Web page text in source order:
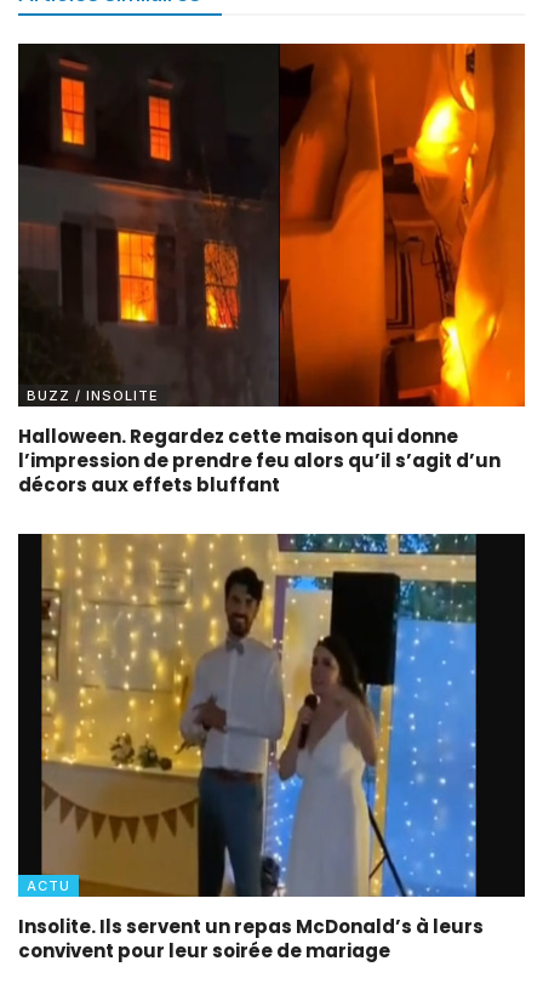
BUZZ / INSOLITE
Halloween. Regardez cette maison qui donne
l’impression de prendre feu alors qu’il s’agit d’un
décors aux effets bluffant
ACTU
Insolite. Ils servent un repas McDonald’s à leurs
convivent pour leur soirée de mariage